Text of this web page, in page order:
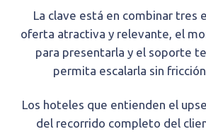
La clave está en combinar tres
oferta atractiva y relevante, el
para presentarla y el soporte
permita escalarla sin
Los hoteles que entienden el
del recorrido completo del